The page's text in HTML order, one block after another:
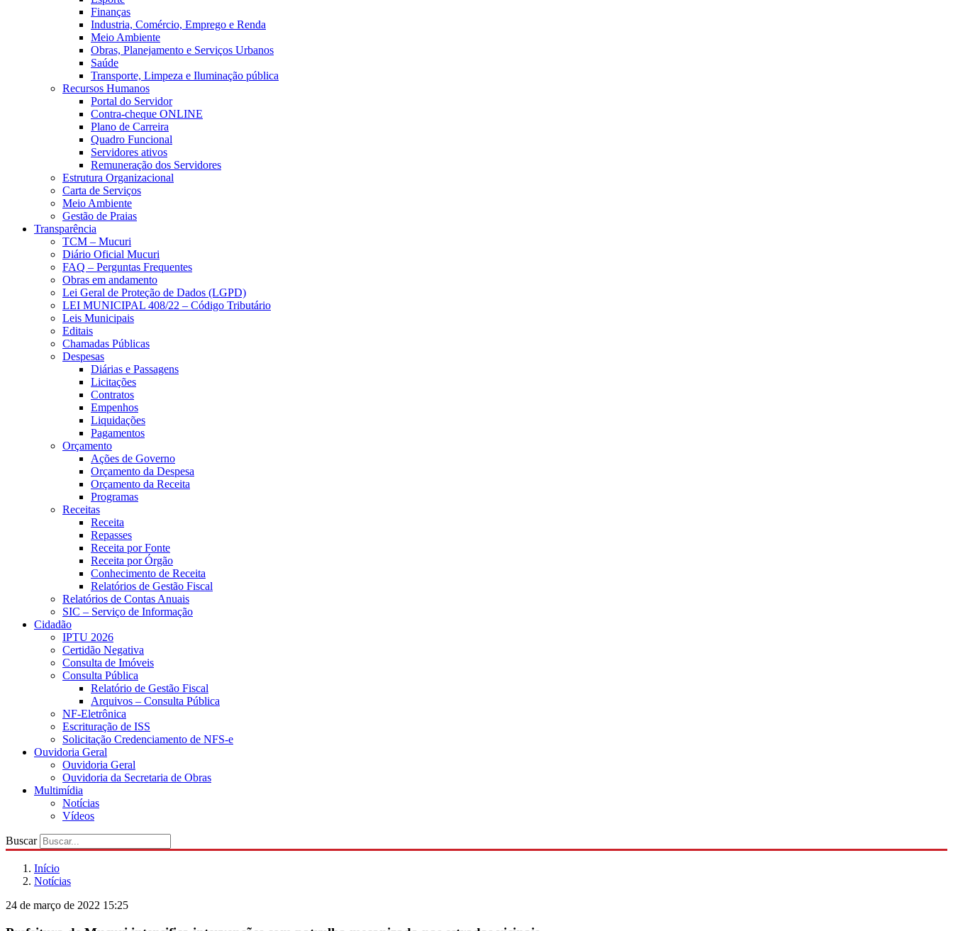
Finanças
Industria, Comércio, Emprego e Renda
Meio Ambiente
Obras, Planejamento e Serviços Urbanos
Saúde
Transporte, Limpeza e Iluminação pública
Recursos Humanos
Portal do Servidor
Contra-cheque ONLINE
Plano de Carreira
Quadro Funcional
Servidores ativos
Remuneração dos Servidores
Estrutura Organizacional
Carta de Serviços
Meio Ambiente
Gestão de Praias
Transparência
TCM – Mucuri
Diário Oficial Mucuri
FAQ – Perguntas Frequentes
Obras em andamento
Lei Geral de Proteção de Dados (LGPD)
LEI MUNICIPAL 408/22 – Código Tributário
Leis Municipais
Editais
Chamadas Públicas
Despesas
Diárias e Passagens
Licitações
Contratos
Empenhos
Liquidações
Pagamentos
Orçamento
Ações de Governo
Orçamento da Despesa
Orçamento da Receita
Programas
Receitas
Receita
Repasses
Receita por Fonte
Receita por Órgão
Conhecimento de Receita
Relatórios de Gestão Fiscal
Relatórios de Contas Anuais
SIC – Serviço de Informação
Cidadão
IPTU 2026
Certidão Negativa
Consulta de Imóveis
Consulta Pública
Relatório de Gestão Fiscal
Arquivos – Consulta Pública
NF-Eletrônica
Escrituração de ISS
Solicitação Credenciamento de NFS-e
Ouvidoria Geral
Ouvidoria Geral
Ouvidoria da Secretaria de Obras
Multimídia
Notícias
Vídeos
Buscar
Início
Notícias
24 de março de 2022 15:25